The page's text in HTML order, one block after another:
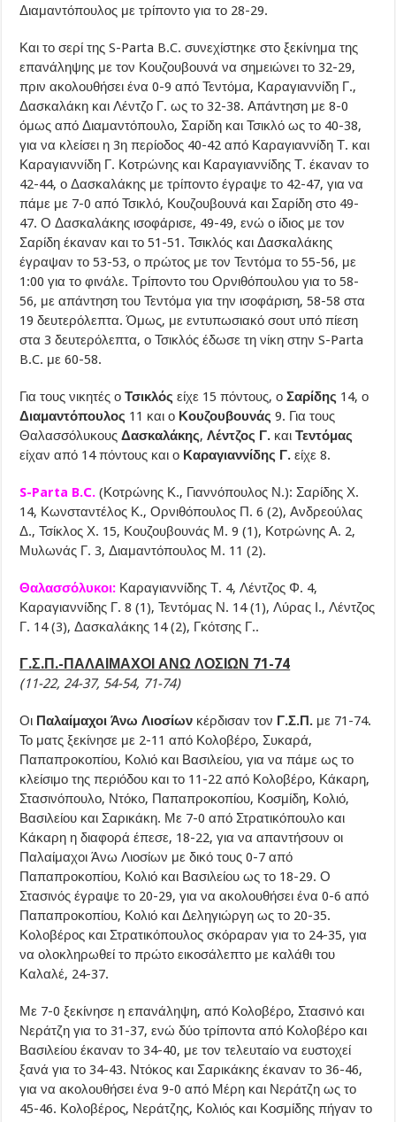
Διαμαντόπουλος με τρίποντο για το 28-29.
Και το σερί της S-Parta B.C. συνεχίστηκε στο ξεκίνημα της
επανάληψης με τον Κουζουβουνά να σημειώνει το 32-29,
πριν ακολουθήσει ένα 0-9 από Τεντόμα, Καραγιαννίδη Γ.,
Δασκαλάκη και Λέντζο Γ. ως το 32-38. Απάντηση με 8-0
όμως από Διαμαντόπουλο, Σαρίδη και Τσικλό ως το 40-38,
για να κλείσει η 3η περίοδος 40-42 από Καραγιαννίδη Τ. και
Καραγιαννίδη Γ. Κοτρώνης και Καραγιαννίδης Τ. έκαναν το
42-44, ο Δασκαλάκης με τρίποντο έγραψε το 42-47, για να
πάμε με 7-0 από Τσικλό, Κουζουβουνά και Σαρίδη στο 49-
47. Ο Δασκαλάκης ισοφάρισε, 49-49, ενώ ο ίδιος με τον
Σαρίδη έκαναν και το 51-51. Τσικλός και Δασκαλάκης
έγραψαν το 53-53, ο πρώτος με τον Τεντόμα το 55-56, με
1:00 για το φινάλε. Τρίποντο του Ορνιθόπουλου για το 58-
56, με απάντηση του Τεντόμα για την ισοφάριση, 58-58 στα
19 δευτερόλεπτα. Όμως, με εντυπωσιακό σουτ υπό πίεση
στα 3 δευτερόλεπτα, ο Τσικλός έδωσε τη νίκη στην S-Parta
B.C. με 60-58.
Για τους νικητές οΤσικλόςείχε 15 πόντους, οΣαρίδης 14, ο
Διαμαντόπουλος 11 και ο Κουζουβουνάς9. Για τους
ΘαλασσόλυκουςΔασκαλάκης,Λέντζος Γ. καιΤεντόμας
είχαν από 14 πόντους και ο Καραγιαννίδης Γ.είχε 8.
S-Parta B.C. (Κοτρώνης Κ., Γιαννόπουλος Ν.): Σαρίδης Χ.
14, Κωνσταντέλος Κ., Ορνιθόπουλος Π. 6 (2), Ανδρεούλας
Δ., Τσίκλος Χ. 15, Κουζουβουνάς Μ. 9 (1), Κοτρώνης Α. 2,
Μυλωνάς Γ. 3, Διαμαντόπουλος Μ. 11 (2).
Θαλασσόλυκοι: Καραγιαννίδης Τ. 4, Λέντζος Φ. 4,
Καραγιαννίδης Γ. 8 (1), Τεντόμας Ν. 14 (1), Λύρας Ι., Λέντζος
Γ. 14 (3), Δασκαλάκης 14 (2), Γκότσης Γ..
Γ.Σ.Π.-ΠΑΛΑΙΜΑΧΟΙ ΑΝΩ ΛΟΣΙΩΝ 71-74
(11-22, 24-37, 54-54, 71-74)
Οι Παλαίμαχοι Άνω Λιοσίων κέρδισαν τον Γ.Σ.Π. με 71-74.
Το ματς ξεκίνησε με 2-11 από Κολοβέρο, Συκαρά,
Παπαπροκοπίου, Κολιό και Βασιλείου, για να πάμε ως το
κλείσιμο της περιόδου και το 11-22 από Κολοβέρο, Κάκαρη,
Στασινόπουλο, Ντόκο, Παπαπροκοπίου, Κοσμίδη, Κολιό,
Βασιλείου και Σαρικάκη. Με 7-0 από Στρατικόπουλο και
Κάκαρη η διαφορά έπεσε, 18-22, για να απαντήσουν οι
Παλαίμαχοι Άνω Λιοσίων με δικό τους 0-7 από
Παπαπροκοπίου, Κολιό και Βασιλείου ως το 18-29. Ο
Στασινός έγραψε το 20-29, για να ακολουθήσει ένα 0-6 από
Παπαπροκοπίου, Κολιό και Δεληγιώργη ως το 20-35.
Κολοβέρος και Στρατικόπουλος σκόραραν για το 24-35, για
να ολοκληρωθεί το πρώτο εικοσάλεπτο με καλάθι του
Καλαλέ, 24-37.
Με 7-0 ξεκίνησε η επανάληψη, από Κολοβέρο, Στασινό και
Νεράτζη για το 31-37, ενώ δύο τρίποντα από Κολοβέρο και
Βασιλείου έκαναν το 34-40, με τον τελευταίο να ευστοχεί
ξανά για το 34-43. Ντόκος και Σαρικάκης έκαναν το 36-46,
για να ακολουθήσει ένα 9-0 από Μέρη και Νεράτζη ως το
45-46. Κολοβέρος, Νεράτζης, Κολιός και Κοσμίδης πήγαν το